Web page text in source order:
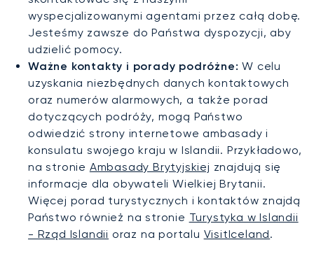
wyspecjalizowanymi agentami przez całą dobę.
Jesteśmy zawsze do Państwa dyspozycji, aby
udzielić pomocy.
Ważne kontakty i porady podróżne: W celu
uzyskania niezbędnych danych kontaktowych
oraz numerów alarmowych, a także porad
dotyczących podróży, mogą Państwo
odwiedzić strony internetowe ambasady i
konsulatu swojego kraju w Islandii. Przykładowo,
na stronie Ambasady Brytyjskiej znajdują się
informacje dla obywateli Wielkiej Brytanii.
Więcej porad turystycznych i kontaktów znajdą
Państwo również na stronie Turystyka w Islandii
- Rząd Islandii oraz na portalu VisitIceland.